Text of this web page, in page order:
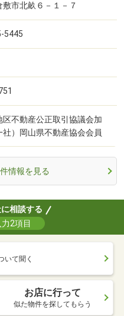
敷市北畝６－１－７
5445
不動産公正取引協議会加
社）岡山県不動産協会会員
情報を見る
相談する
2項目
いて聞く
お店に行って
似た物件を探してもらう